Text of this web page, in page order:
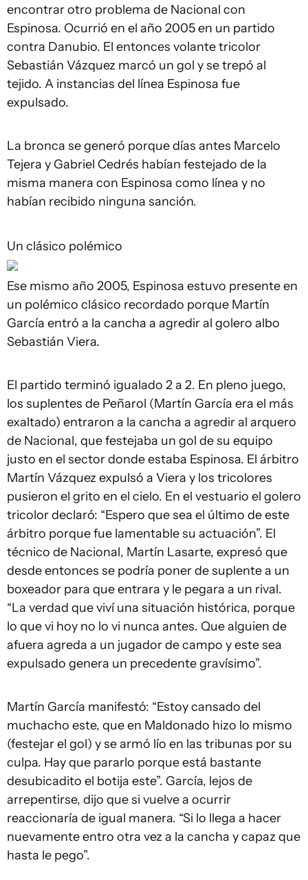
encontrar otro problema de Nacional con
Espinosa. Ocurrió en el año 2005 en un partido
contra Danubio. El entonces volante tricolor
Sebastián Vázquez marcó un gol y se trepó al
tejido. A instancias del línea Espinosa fue
expulsado.
La bronca se generó porque días antes Marcelo
Tejera y Gabriel Cedrés habían festejado de la
misma manera con Espinosa como línea y no
habían recibido ninguna sanción.
Un clásico polémico
Ese mismo año 2005, Espinosa estuvo presente en
un polémico clásico recordado porque Martín
García entró a la cancha a agredir al golero albo
Sebastián Viera.
El partido terminó igualado 2 a 2. En pleno juego,
los suplentes de Peñarol (Martín García era el más
exaltado) entraron a la cancha a agredir al arquero
de Nacional, que festejaba un gol de su equipo
justo en el sector donde estaba Espinosa. El árbitro
Martín Vázquez expulsó a Viera y los tricolores
pusieron el grito en el cielo. En el vestuario el golero
tricolor declaró: “Espero que sea el último de este
árbitro porque fue lamentable su actuación”. El
técnico de Nacional, Martín Lasarte, expresó que
desde entonces se podría poner de suplente a un
boxeador para que entrara y le pegara a un rival.
“La verdad que viví una situación histórica, porque
lo que vi hoy no lo vi nunca antes. Que alguien de
afuera agreda a un jugador de campo y este sea
expulsado genera un precedente gravísimo”.
Martín García manifestó: “Estoy cansado del
muchacho este, que en Maldonado hizo lo mismo
(festejar el gol) y se armó lío en las tribunas por su
culpa. Hay que pararlo porque está bastante
desubicadito el botija este”. García, lejos de
arrepentirse, dijo que si vuelve a ocurrir
reaccionaría de igual manera. “Si lo llega a hacer
nuevamente entro otra vez a la cancha y capaz que
hasta le pego”.